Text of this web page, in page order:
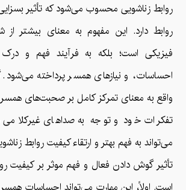
روابط زناشویی محسوب می‌شود که تأثیر
روابط دارد. این مفهوم به معنای بیشتر
فیزیکی است؛ بلکه به فرآیند فهم و درک
احساسات، و نیازهای همسر پرداخته
واقع به معنای تمرکز کامل بر صحبت‌های
تفکرات خود و توجه به صداهای غیرکلامی
می‌تواند به فهم بهتر و ارتقاء کیفیت روابط
تأثیر گوش دادن فعال و فهم موثر بر کیفیت